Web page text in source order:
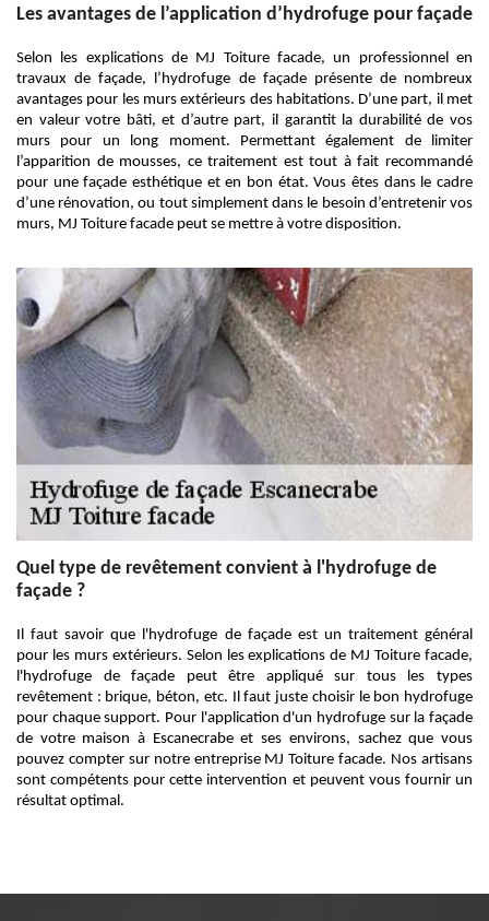
Les avantages de l’application d’hydrofuge pour façade
Selon les explications de MJ Toiture facade, un professionnel en
travaux de façade, l’hydrofuge de façade présente de nombreux
avantages pour les murs extérieurs des habitations. D’une part, il met
en valeur votre bâti, et d’autre part, il garantit la durabilité de vos
murs pour un long moment. Permettant également de limiter
l’apparition de mousses, ce traitement est tout à fait recommandé
pour une façade esthétique et en bon état. Vous êtes dans le cadre
d’une rénovation, ou tout simplement dans le besoin d’entretenir vos
murs, MJ Toiture facade peut se mettre à votre disposition.
Quel type de revêtement convient à l'hydrofuge de
façade ?
Il faut savoir que l'hydrofuge de façade est un traitement général
pour les murs extérieurs. Selon les explications de MJ Toiture facade,
l'hydrofuge de façade peut être appliqué sur tous les types
revêtement : brique, béton, etc. Il faut juste choisir le bon hydrofuge
pour chaque support. Pour l'application d'un hydrofuge sur la façade
de votre maison à Escanecrabe et ses environs, sachez que vous
pouvez compter sur notre entreprise MJ Toiture facade. Nos artisans
sont compétents pour cette intervention et peuvent vous fournir un
résultat optimal.